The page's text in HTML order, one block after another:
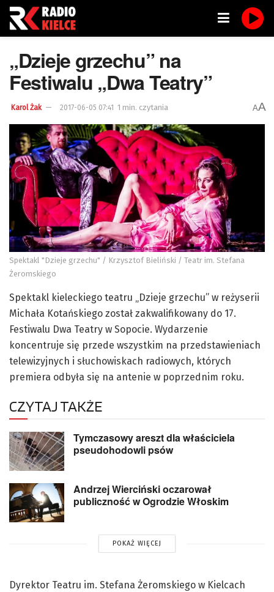
„Dzieje grzechu” na
Festiwalu „Dwa Teatry”
Karol Żak 2017-06-05 07:41 1 min. czytania AA
Spektakl "Dzieje grzechu" / Krzysztof Bieliński / Teatr im. Stefana
Żeromskiego
Spektakl kieleckiego teatru „Dzieje grzechu” w reżyserii
Michała Kotańskiego został zakwalifikowany do 17.
Festiwalu Dwa Teatry w Sopocie. Wydarzenie
koncentruje się przede wszystkim na przedstawieniach
telewizyjnych i słuchowiskach radiowych, których
premiera odbyła się na antenie w poprzednim roku.
CZYTAJ TAKŻE
Tymczasowy areszt dla właściciela
pseudohodowli psów
Andrzej Wierciński oczarował
publiczność w Ogrodzie Włoskim
POKAŻ WIĘCEJ
Dyrektor Teatru im. Stefana Żeromskiego w Kielcach